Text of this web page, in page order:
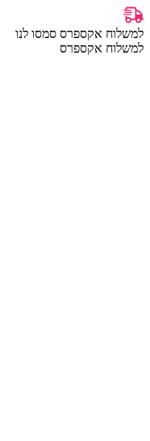
למשלוח אקספרס סמסו לנו
למשלוח אקספרס